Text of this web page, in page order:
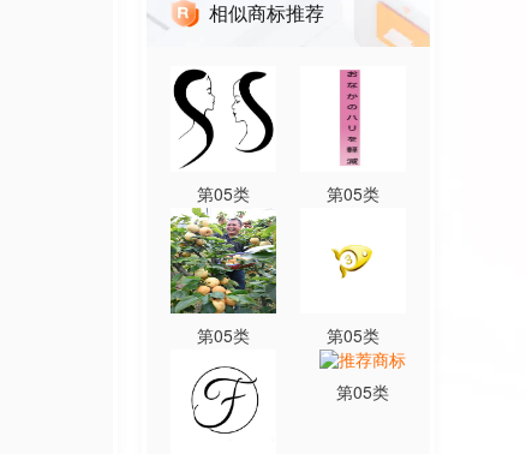
相似商标推荐
第05类 第05类
第05类 第05类
第05类